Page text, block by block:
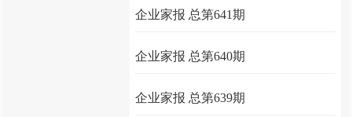
企业家报 总第641期
企业家报 总第640期
企业家报 总第639期